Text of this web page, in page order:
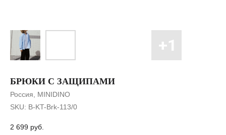
БРЮКИ С ЗАЩИПАМИ
Россия, MINIDINO
SKU: B-KT-Brk-113/0
2 699 руб.